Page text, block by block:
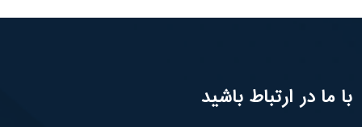
با ما در ارتباط باشید